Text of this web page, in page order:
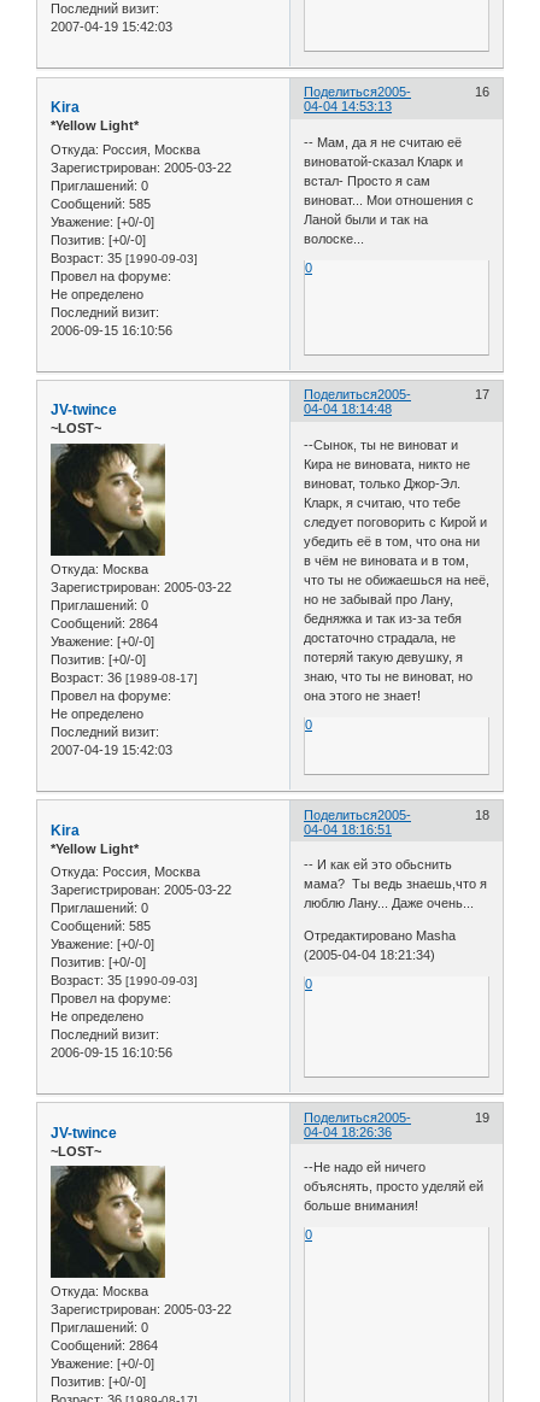
Последний визит:
2007-04-19 15:42:03
Поделиться 16
2005-
04-04 14:53:13
Kira
*Yellow Light*
Откуда: Россия, Москва
Зарегистрирован: 2005-03-22
Приглашений: 0
Сообщений: 585
Уважение: [+0/-0]
Позитив: [+0/-0]
Возраст: 35 [1990-09-03]
Провел на форуме:
Не определено
Последний визит:
2006-09-15 16:10:56
-- Мам, да я не считаю её
виноватой-сказал Кларк и
встал- Просто я сам
виноват... Мои отношения с
Ланой были и так на
волоске...
0
Поделиться 17
2005-
04-04 18:14:48
JV-twince
~LOST~
Откуда: Москва
Зарегистрирован: 2005-03-22
Приглашений: 0
Сообщений: 2864
Уважение: [+0/-0]
Позитив: [+0/-0]
Возраст: 36 [1989-08-17]
Провел на форуме:
Не определено
Последний визит:
2007-04-19 15:42:03
--Сынок, ты не виноват и
Кира не виновата, никто не
виноват, только Джор-Эл.
Кларк, я считаю, что тебе
следует поговорить с Кирой и
убедить её в том, что она ни
в чём не виновата и в том,
что ты не обижаешься на неё,
но не забывай про Лану,
бедняжка и так из-за тебя
достаточно страдала, не
потеряй такую девушку, я
знаю, что ты не виноват, но
она этого не знает!
0
Поделиться 18
2005-
04-04 18:16:51
Kira
*Yellow Light*
Откуда: Россия, Москва
Зарегистрирован: 2005-03-22
Приглашений: 0
Сообщений: 585
Уважение: [+0/-0]
Позитив: [+0/-0]
Возраст: 35 [1990-09-03]
Провел на форуме:
Не определено
Последний визит:
2006-09-15 16:10:56
-- И как ей это обьснить
мама? Ты ведь знаешь,что я
люблю Лану... Даже очень...
Отредактировано Masha
(2005-04-04 18:21:34)
0
Поделиться 19
2005-
04-04 18:26:36
JV-twince
~LOST~
Откуда: Москва
Зарегистрирован: 2005-03-22
Приглашений: 0
Сообщений: 2864
Уважение: [+0/-0]
Позитив: [+0/-0]
--Не надо ей ничего
объяснять, просто уделяй ей
больше внимания!
0